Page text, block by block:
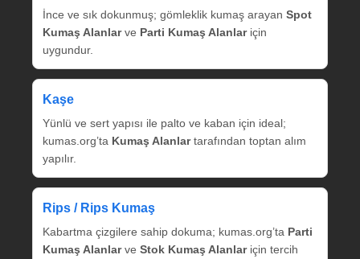
İnce ve sık dokunmuş; gömleklik kumaş arayan Spot
Kumaş Alanlarve Parti Kumaş Alanlariçin
uygundur.
Kaşe
Yünlü ve sert yapısı ile palto ve kaban için ideal;
kumas.org’ta Kumaş Alanlartarafından toptan alım
yapılır.
Rips / Rips Kumaş
Kabartma çizgilere sahip dokuma; kumas.org’ta Parti
Kumaş Alanlarve Stok Kumaş Alanlariçin tercih